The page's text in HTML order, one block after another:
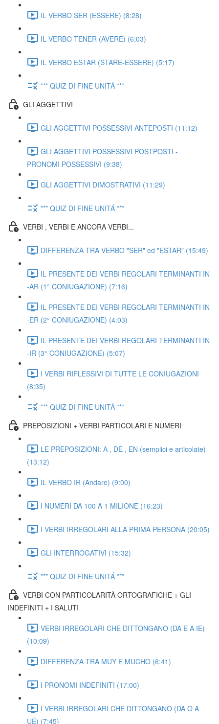
IL VERBO SER (ESSERE) (8:28)
IL VERBO TENER (AVERE) (6:03)
IL VERBO ESTAR (STARE-ESSERE) (5:17)
*** QUIZ DI FINE UNITÁ ***
GLI AGGETTIVI
GLI AGGETTIVI POSSESSIVI ANTEPOSTI (11:12)
GLI AGGETTIVI POSSESSIVI POSTPOSTI -
PRONOMI POSSESSIVI (9:38)
GLI AGGETTIVI DIMOSTRATIVI (11:29)
*** QUIZ DI FINE UNITÁ ***
VERBI , VERBI E ANCORA VERBI...
DIFFERENZA TRA VERBO "SER" ed "ESTAR" (15:49)
IL PRESENTE DEI VERBI REGOLARI TERMINANTI IN
-AR (1° CONIUGAZIONE) (7:16)
IL PRESENTE DEI VERBI REGOLARI TERMINANTI IN
-ER (2° CONIUGAZIONE) (4:03)
IL PRESENTE DEI VERBI REGOLARI TERMINANTI IN
-IR (3° CONIUGAZIONE) (5:07)
I VERBI RIFLESSIVI DI TUTTE LE CONIUGAZIONI
(8:35)
*** QUIZ DI FINE UNITÁ ***
PREPOSIZIONI + VERBI PARTICOLARI E NUMERI
LE PREPOSIZIONI: A , DE , EN (semplici e articolate)
(13:12)
IL VERBO IR (Andare) (9:00)
I NUMERI DA 100 A 1 MILIONE (16:23)
I VERBI IRREGOLARI ALLA PRIMA PERSONA (20:05)
GLI INTERROGATIVI (15:32)
*** QUIZ DI FINE UNITÁ ***
VERBI CON PARTICOLARITÀ ORTOGRAFICHE + GLI
INDEFINITI + I SALUTI
VERBI IRREGOLARI CHE DITTONGANO (DA E A IE)
(10:09)
DIFFERENZA TRA MUY E MUCHO (6:41)
I PRONOMI INDEFINITI (17:00)
I VERBI IRREGOLARI CHE DITTONGANO (DA O A
UE) (7:45)